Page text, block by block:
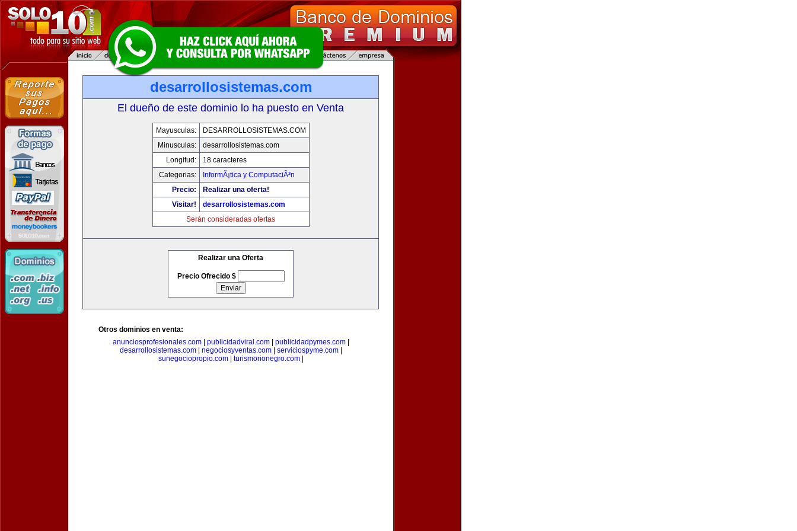
desarrollosistemas.com
El dueño de este dominio lo ha puesto en Venta
Mayusculas:
DESARROLLOSISTEMAS.COM
Minusculas:
desarrollosistemas.com
Longitud:
18 caracteres
Categorias:
InformÃ¡tica y ComputaciÃ³n
Precio:
Realizar una oferta!
Visitar!
desarrollosistemas.com
Serán consideradas ofertas
Realizar una Oferta
Precio Ofrecido $
Otros dominios en venta:
anunciosprofesionales.com| publicidadviral.com| publicidadpymes.com|
desarrollosistemas.com| negociosyventas.com| serviciospyme.com|
sunegociopropio.com| turismorionegro.com|